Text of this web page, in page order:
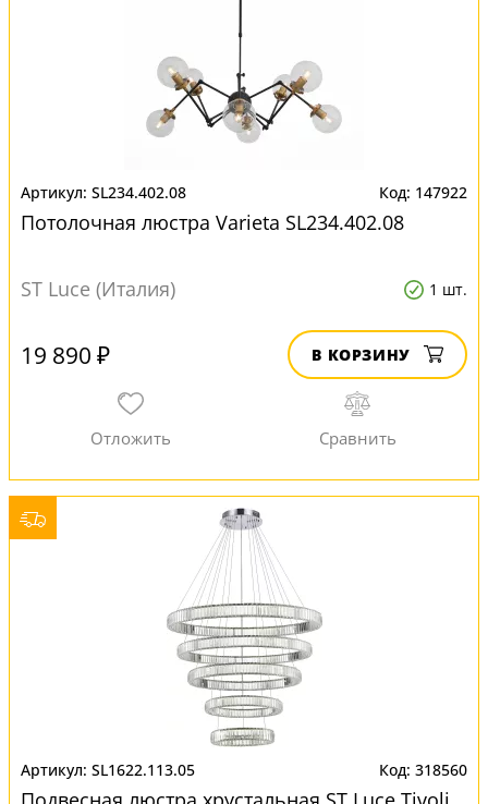
SL234.402.08 147922
Потолочная люстра Varieta SL234.402.08
ST Luce (Италия) 1 шт.
19 890 ₽ В КОРЗИНУ
SL1622.113.05 318560